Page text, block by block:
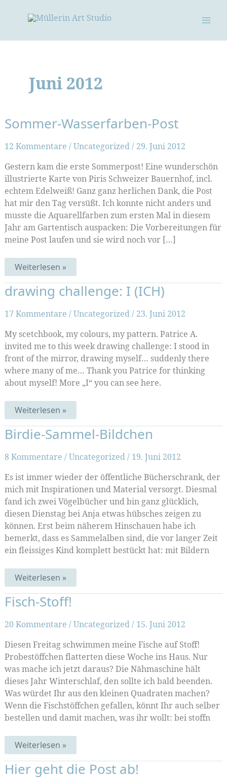
Juni 2012
Sommer-Wasserfarben-Post
12 Kommentare /Uncategorized/ 29. Juni 2012
Gestern kam die erste Sommerpost! Eine wunderschön
illustrierte Karte von Piris Schweizer Bauernhof, incl.
echtem Edelweiß! Ganz ganz herlichen Dank, die Post
hat mir den Tag versüßt. Ich konnte nicht anders und
musste die Aquarellfarben zum ersten Mal in diesem
Jahr am Gartentisch auspacken: Die Vorbereitungen für
meine Post laufen und sie wird noch vor […]
Sommer-
Wasserfarben-
Post
Weiterlesen »
drawing challenge: I (ICH)
17 Kommentare /Uncategorized/ 23. Juni 2012
My scetchbook, my colours, my pattern. Patrice A.
invited me to this week drawing challenge: I stood in
front of the mirror, drawing myself… suddenly there
where many of me… Thank you Patrice for thinking
about myself! More „I“ you can see here.
drawing
challenge:
I
(ICH)
Weiterlesen »
Birdie-Sammel-Bildchen
8 Kommentare /Uncategorized/ 19. Juni 2012
Es ist immer wieder der öffentliche Bücherschrank, der
mich mit Inspirationen und Material versorgt. Diesmal
fand ich zwei Vögelbücher und bin ganz glücklich,
diesen Dienstag bei Anja etwas hübsches zeigen zu
können. Erst beim näherem Hinschauen habe ich
bemerkt, dass es Sammelalben sind, die vor langer Zeit
ein fleissiges Kind komplett bestückt hat: mit Bildern
Birdie-
Sammel-
Bildchen
Weiterlesen »
Fisch-Stoff!
20 Kommentare /Uncategorized/ 15. Juni 2012
Diesen Freitag schwimmen meine Fische auf Stoff!
Probestöffchen flatterten diese Woche ins Haus. Nur
was mache ich jetzt daraus? Die Nähmaschine hält
dieses Jahr Winterschlaf, den sollte ich bald beenden.
Was würdet Ihr aus den kleinen Quadraten machen?
Wenn die Fischstöffchen gefallen, könnt Ihr auch selber
bestellen und damit machen, was ihr wollt: bei stoffn
Fisch-
Stoff!
Weiterlesen »
Hier geht die Post ab!